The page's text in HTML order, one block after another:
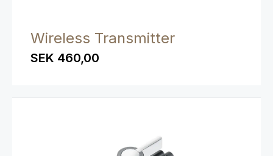
Wireless Transmitter
SEK 460,00